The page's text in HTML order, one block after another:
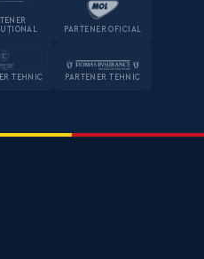
PARTENER OFICIAL
TEHNIC PARTENER TEHNIC